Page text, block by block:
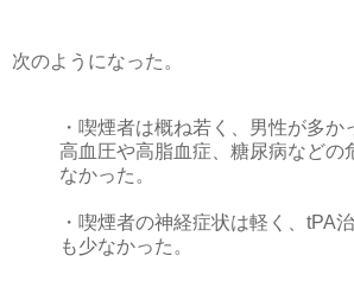
次のようになった。
・喫煙者は概ね若く、男性が多か
高血圧や高脂血症、糖尿病などの
なかった。
・喫煙者の神経症状は軽く、tPA
も少なかった。